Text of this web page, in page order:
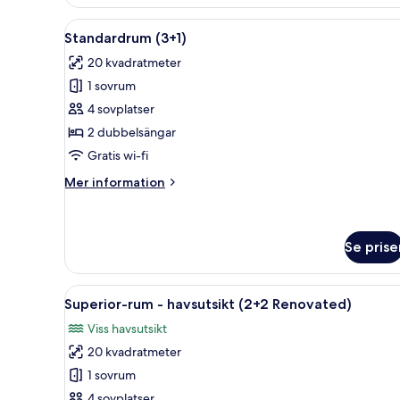
Öppna
alla
foton
för
Standardrum
(3+1)
Ett hotellrum med en stor
2
Standardrum (3+1)
20 kvadratmeter
1 sovrum
4 sovplatser
2 dubbelsängar
Gratis wi-fi
Mer information
Mer
Se
Öppna
alla
foton
för
Superior-
Ett hotellrum med en säng,
2
Superior-rum - havsutsikt (2+2 Renovated)
Viss havsutsikt
20 kvadratmeter
1 sovrum